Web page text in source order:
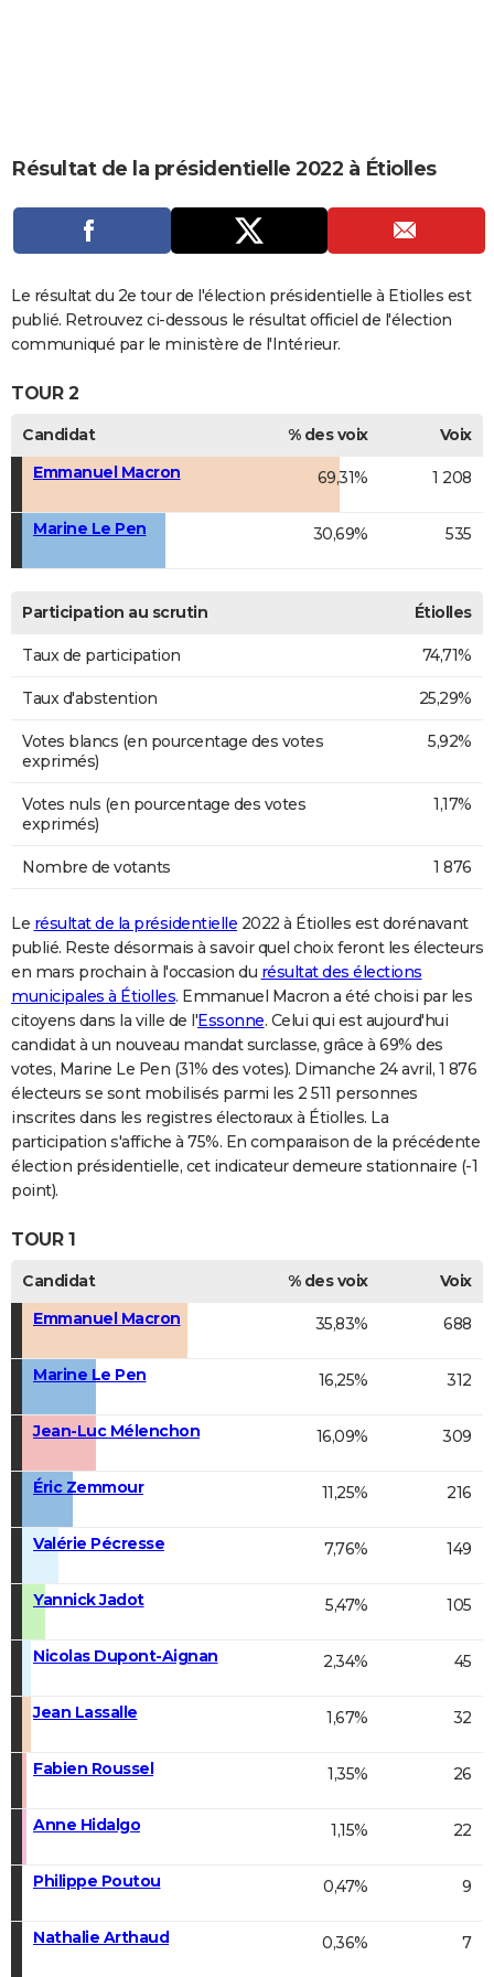
CARTE DE VOEUX
DICTIONNAIRE
Dictionnaire
Biographies
Expressions
Proverbes
PROGRAMME TV
COPAINS D'AVANT
Se connecter
Collèges
Universités
Entreprises
Service militaire
Avis de recherche
AVIS DE DÉCÈS
FORUM
Bricolage
Culture
Television
Voyage
Résultat de la présidentielle 2022 à Étiolles
Le résultat du 2e tour de l'élection présidentielle à Etiolles est
publié. Retrouvez ci-dessous le résultat officiel de l'élection
communiqué par le ministère de l'Intérieur.
TOUR 2
Candidat % des voix
Voix
Emmanuel Macron
69,31% 1 208
Marine Le Pen 30,69% 535
Participation au scrutin Étiolles
Taux de participation 74,71%
Taux d'abstention 25,29%
Votes blancs (en pourcentage des votes
exprimés)
5,92%
Votes nuls (en pourcentage des votes
exprimés)
1,17%
Nombre de votants 1 876
Le résultat de la présidentielle 2022 à Étiolles est dorénavant
publié. Reste désormais à savoir quel choix feront les électeurs
en mars prochain à l'occasion du résultat des élections
municipales à Étiolles. Emmanuel Macron a été choisi par les
citoyens dans la ville de l'Essonne. Celui qui est aujourd'hui
candidat à un nouveau mandat surclasse, grâce à 69% des
votes, Marine Le Pen (31% des votes). Dimanche 24 avril, 1 876
électeurs se sont mobilisés parmi les 2 511 personnes
inscrites dans les registres électoraux à Étiolles. La
participation s'affiche à 75%. En comparaison de la précédente
élection présidentielle, cet indicateur demeure stationnaire (-1
point).
TOUR 1
Candidat % des voix
Voix
Emmanuel Macron
35,83% 688
Marine Le Pen 16,25% 312
Jean-Luc Mélenchon 16,09% 309
Éric Zemmour 11,25% 216
Valérie Pécresse 7,76% 149
Yannick Jadot 5,47% 105
Nicolas Dupont-Aignan 2,34% 45
Jean Lassalle 1,67% 32
Fabien Roussel 1,35% 26
Anne Hidalgo 1,15% 22
Philippe Poutou 0,47% 9
Nathalie Arthaud 0,36% 7